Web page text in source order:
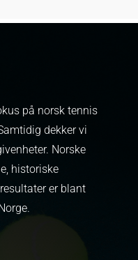
på norsk tennis
dekker vi
Norske
historiske
er blant